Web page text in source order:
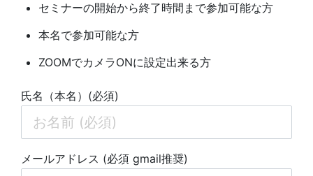
セミナーの開始から終了時間まで参加可能な方
本名で参加可能な方
ZOOMでカメラONに設定出来る方
氏名（本名）(必須)
メールアドレス (必須 gmail推奨)